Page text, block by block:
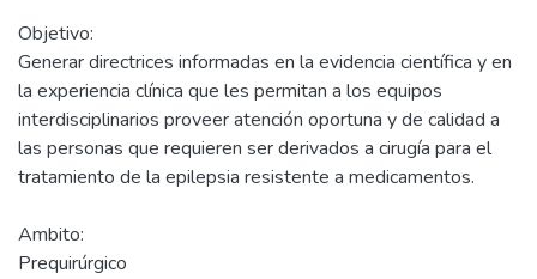
Objetivo:
Generar directrices informadas en la evidencia científica y en
la experiencia clínica que les permitan a los equipos
interdisciplinarios proveer atención oportuna y de calidad a
las personas que requieren ser derivados a cirugía para el
tratamiento de la epilepsia resistente a medicamentos.
Ambito:
Prequirúrgico